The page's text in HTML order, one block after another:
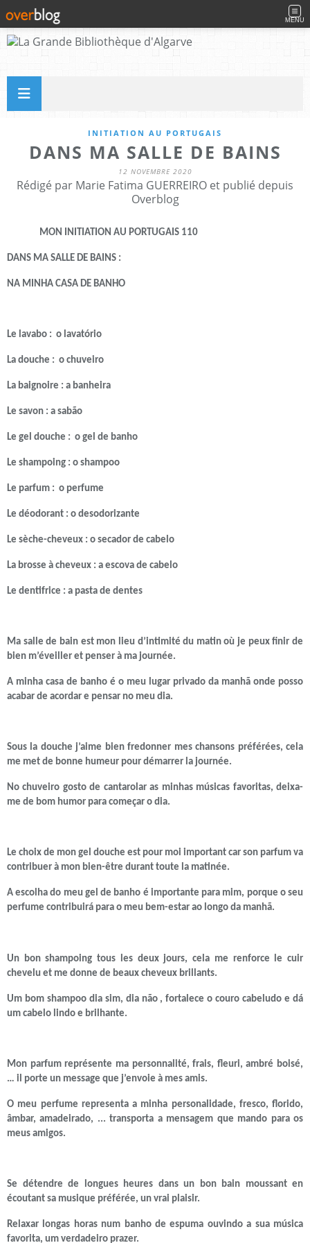
MENU
INITIATION AU PORTUGAIS
DANS MA SALLE DE BAINS
12 NOVEMBRE 2020
Rédigé par Marie Fatima GUERREIRO et publié depuis
Overblog
MON INITIATION AU PORTUGAIS 110
DANS MA SALLE DE BAINS :
NA MINHA CASA DE BANHO
Le lavabo : o lavatório
La douche : o chuveiro
La baignoire : a banheira
Le savon : a sabão
Le gel douche : o gel de banho
Le shampoing : o shampoo
Le parfum : o perfume
Le déodorant : o desodorizante
Le sèche-cheveux : o secador de cabelo
La brosse à cheveux : a escova de cabelo
Le dentifrice : a pasta de dentes
Ma salle de bain est mon lieu d’intimité du matin où je peux finir de
bien m’éveiller et penser à ma journée.
A minha casa de banho é o meu lugar privado da manhã onde posso
acabar de acordar e pensar no meu dia.
Sous la douche j’aime bien fredonner mes chansons préférées, cela
me met de bonne humeur pour démarrer la journée.
No chuveiro gosto de cantarolar as minhas músicas favoritas, deixa-
me de bom humor para começar o dia.
Le choix de mon gel douche est pour moi important car son parfum va
contribuer à mon bien-être durant toute la matinée.
A escolha do meu gel de banho é importante para mim, porque o seu
perfume contribuirá para o meu bem-estar ao longo da manhã.
Un bon shampoing tous les deux jours, cela me renforce le cuir
chevelu et me donne de beaux cheveux brillants.
Um bom shampoo dia sim, dia não , fortalece o couro cabeludo e dá
um cabelo lindo e brilhante.
Mon parfum représente ma personnalité, frais, fleuri, ambré boisé,
… il porte un message que j’envoie à mes amis.
O meu perfume representa a minha personalidade, fresco, florido,
âmbar, amadeirado, ... transporta a mensagem que mando para os
meus amigos.
Se détendre de longues heures dans un bon bain moussant en
écoutant sa musique préférée, un vrai plaisir.
Relaxar longas horas num banho de espuma ouvindo a sua música
favorita, um verdadeiro prazer.